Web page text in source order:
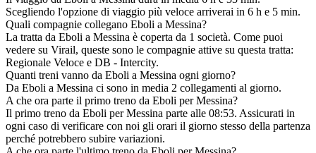
Scegliendo l'opzione di viaggio più veloce arriverai in 6 h e 5 min.
Quali compagnie collegano Eboli a Messina?
La tratta da Eboli a Messina è coperta da 1 società. Come puoi
vedere su Virail, queste sono le compagnie attive su questa tratta:
Regionale Veloce e DB - Intercity.
Quanti treni vanno da Eboli a Messina ogni giorno?
Da Eboli a Messina ci sono in media 2 collegamenti al giorno.
A che ora parte il primo treno da Eboli per Messina?
Il primo treno da Eboli per Messina parte alle 08:53. Assicurati in
ogni caso di verificare con noi gli orari il giorno stesso della partenza
perché potrebbero subire variazioni.